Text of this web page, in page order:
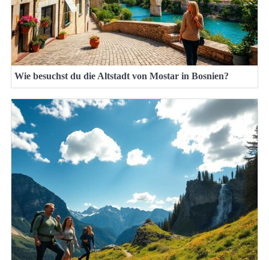
Wie besuchst du die Altstadt von Mostar in Bosnien?